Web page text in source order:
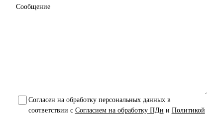
Сообщение
Согласен на обработку персональных данных в
соответствии с Согласием на обработку ПДн и Политикой